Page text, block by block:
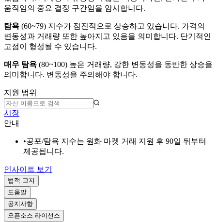
움직임의 중요 결정 구간임을 암시합니다.
탐욕 (60~79) 지수가 점진적으로 상승하고 있습니다. 가격의
변동성과 거래량 또한 높아지고 있음을 의미합니다. 단기적인
고점이 형성될 수 있습니다.
매우 탐욕 (80~100) 높은 거래량, 강한 변동성을 동반한 상승을
의미합니다. 변동성을 주의해야 합니다.
지원 범위
시장
안내
•공포/탐욕 지수는 원화 마켓 거래 지원 후 90일 뒤부터
제공됩니다.
인사이트 보기
법적 고지
도움말
공지사항
오픈소스 라이선스